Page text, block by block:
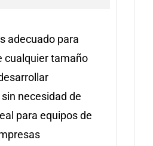
adecuado para
cualquier tamaño
necesidad de
para equipos de